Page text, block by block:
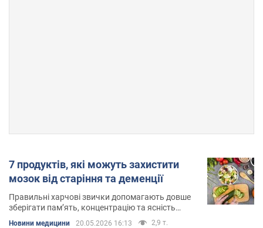
7 продуктів, які можуть захистити
мозок від старіння та деменції
Правильні харчові звички допомагають довше
зберігати пам’ять, концентрацію та ясність
Новини медицини 20.05.2026 16:13 2,9 т.